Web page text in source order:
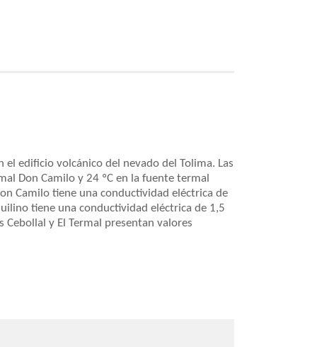
edificio volcánico del nevado del Tolima. Las
Don Camilo y 24 ºC en la fuente termal
Camilo tiene una conductividad eléctrica de
tiene una conductividad eléctrica de 1,5
y El Termal presentan valores